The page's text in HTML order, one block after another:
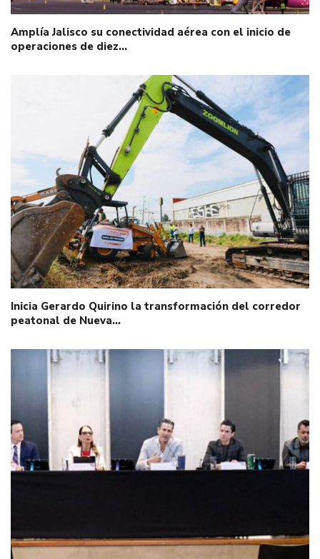
Amplía Jalisco su conectividad aérea con el inicio de
operaciones de diez…
Inicia Gerardo Quirino la transformación del corredor
peatonal de Nueva…